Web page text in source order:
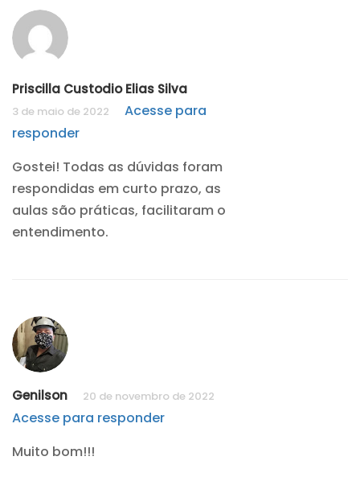
Priscilla Custodio Elias Silva
3 de maio de 2022
Acesse para
responder
Gostei! Todas as dúvidas foram
respondidas em curto prazo, as
aulas são práticas, facilitaram o
entendimento.
Genilson 20 de novembro de 2022
Acesse para responder
Muito bom!!!